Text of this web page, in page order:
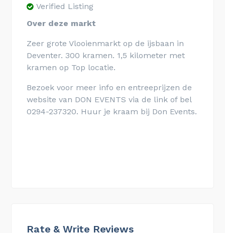
Verified Listing
Over deze markt
Zeer grote Vlooienmarkt op de ijsbaan in
Deventer. 300 kramen. 1,5 kilometer met
kramen op Top locatie.
Bezoek voor meer info en entreeprijzen de
website van DON EVENTS via de link of bel
0294-237320. Huur je kraam bij Don Events.
Rate & Write Reviews